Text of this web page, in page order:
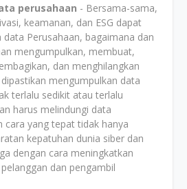
perusahaan - Bersama-sama,
keamanan, dan ESG dapat
Perusahaan, bagaimana dan
mengumpulkan, membuat,
dan menghilangkan
mengumpulkan data
terlalu sedikit atau terlalu
harus melindungi data
cara yang tepat tidak hanya
kepatuhan dunia siber dan
dengan cara meningkatkan
dan pengambil